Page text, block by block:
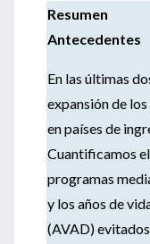
Resumen
Antecedentes
En las últimas
expansión de
en países de
Cuantificamos
programas
y los años de
(AVAD)